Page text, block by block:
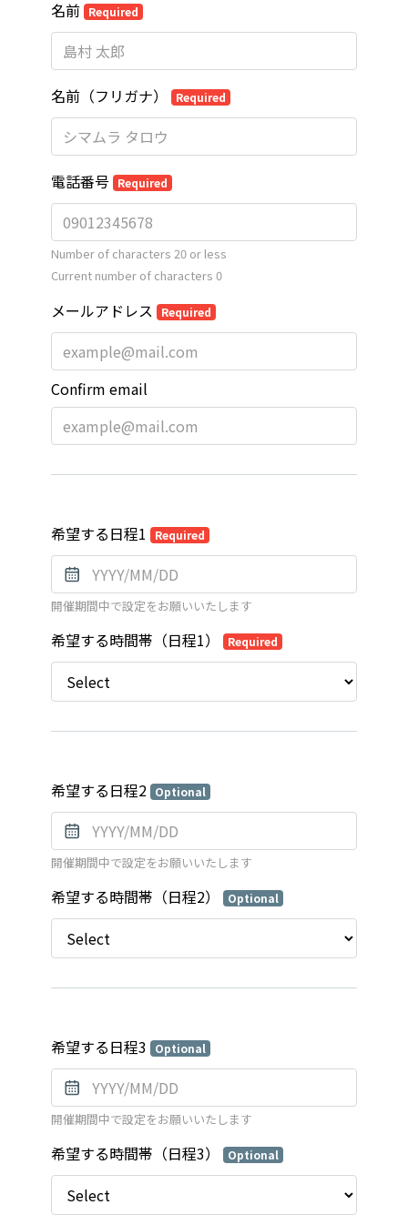
名前 Required
名前（フリガナ） Required
電話番号 Required
Number of characters 20 or less
Current number of characters 0
メールアドレス Required
Confirm email
希望する日程1 Required
開催期間中で設定をお願いいたします
希望する時間帯（日程1） Required
希望する日程2 Optional
開催期間中で設定をお願いいたします
希望する時間帯（日程2） Optional
希望する日程3 Optional
開催期間中で設定をお願いいたします
希望する時間帯（日程3） Optional